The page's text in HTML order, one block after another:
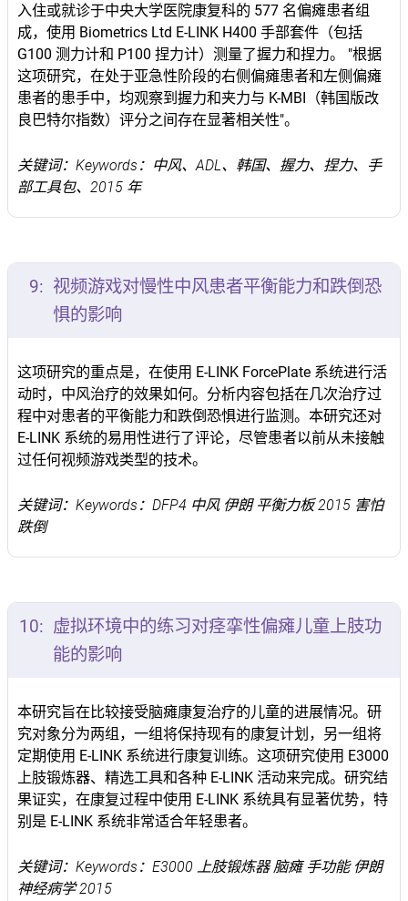
入住或就诊于中央大学医院康复科的 577 名偏瘫患者组
成，使用 Biometrics Ltd E-LINK H400 手部套件（包括
G100 测力计和 P100 捏力计）测量了握力和捏力。 "根据
这项研究，在处于亚急性阶段的右侧偏瘫患者和左侧偏瘫
患者的患手中，均观察到握力和夹力与 K-MBI（韩国版改
良巴特尔指数）评分之间存在显著相关性"。
关键词：Keywords：中风、ADL、韩国、握力、捏力、手
部工具包、2015 年
9: 视频游戏对慢性中风患者平衡能力和跌倒恐
惧的影响
这项研究的重点是，在使用 E-LINK ForcePlate 系统进行活
动时，中风治疗的效果如何。分析内容包括在几次治疗过
程中对患者的平衡能力和跌倒恐惧进行监测。本研究还对
E-LINK 系统的易用性进行了评论，尽管患者以前从未接触
过任何视频游戏类型的技术。
关键词：Keywords：DFP4 中风 伊朗 平衡力板 2015 害怕
跌倒
10: 虚拟环境中的练习对痉挛性偏瘫儿童上肢功
能的影响
本研究旨在比较接受脑瘫康复治疗的儿童的进展情况。研
究对象分为两组，一组将保持现有的康复计划，另一组将
定期使用 E-LINK 系统进行康复训练。这项研究使用 E3000
上肢锻炼器、精选工具和各种 E-LINK 活动来完成。研究结
果证实，在康复过程中使用 E-LINK 系统具有显著优势，特
别是 E-LINK 系统非常适合年轻患者。
关键词：Keywords：E3000 上肢锻炼器 脑瘫 手功能 伊朗
神经病学 2015